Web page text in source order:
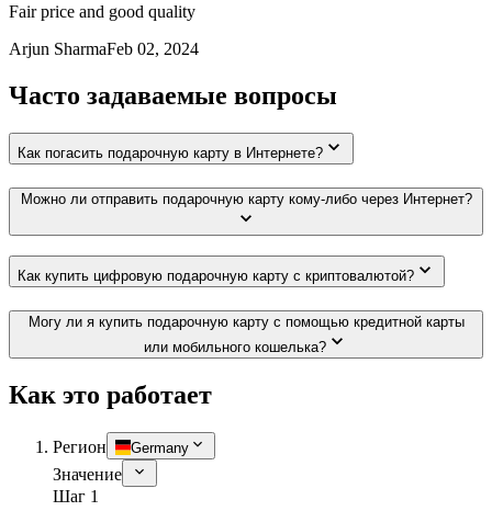
Fair price and good quality
Arjun SharmaFeb 02, 2024
Часто задаваемые вопросы
Как погасить подарочную карту в Интернете?
Можно ли отправить подарочную карту кому-либо через Интернет?
Как купить цифровую подарочную карту с криптовалютой?
Могу ли я купить подарочную карту с помощью кредитной карты
или мобильного кошелька?
Как это работает
Регион Germany
Значение
Шаг 1